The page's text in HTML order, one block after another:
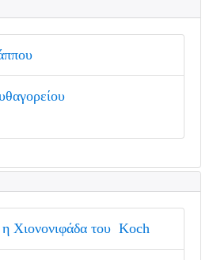
Χιονονιφάδα του Koch